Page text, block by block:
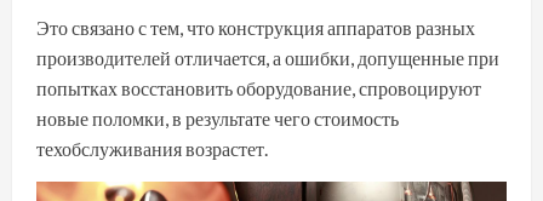
Это связано с тем, что конструкция аппаратов разных
производителей отличается, а ошибки, допущенные при
попытках восстановить оборудование, спровоцируют
новые поломки, в результате чего стоимость
техобслуживания возрастет.